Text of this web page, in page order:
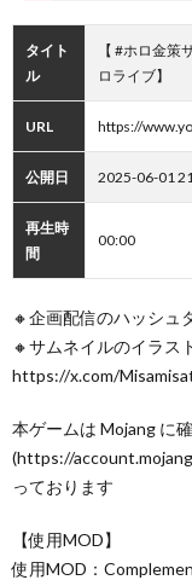
タイト
ル
【 #ホロ金
ロライブ】
URL https://
公開日 2025-06-01
再生時
間
00:00
🔸企画配信のハッシュ
🔸サムネイルのイラス
https://x.com/
本ゲームは Mojang に
(https://
っております
【使用MOD】
使用MOD：